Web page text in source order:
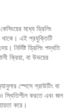
মধ্যে ড্রিলিং
থাকে। এই প্রযুক্তিটি
নির্দিষ্ট ড্রিলিং পদ্ধতি
ক্রিয়া, বা উভয়ের
স্পেসে গ্রাউটিং বা
স্থিতিশীল করতে এবং জল
করে।